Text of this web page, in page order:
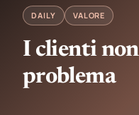
DAILY VALORE
I clienti
problema